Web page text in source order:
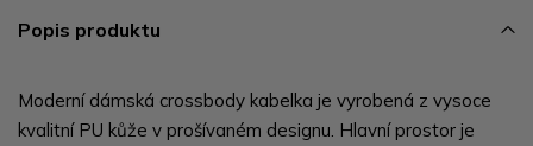
Popis produktu
Moderní dámská crossbody kabelka je vyrobená z vysoce
kvalitní PU kůže v prošívaném designu. Hlavní prostor je